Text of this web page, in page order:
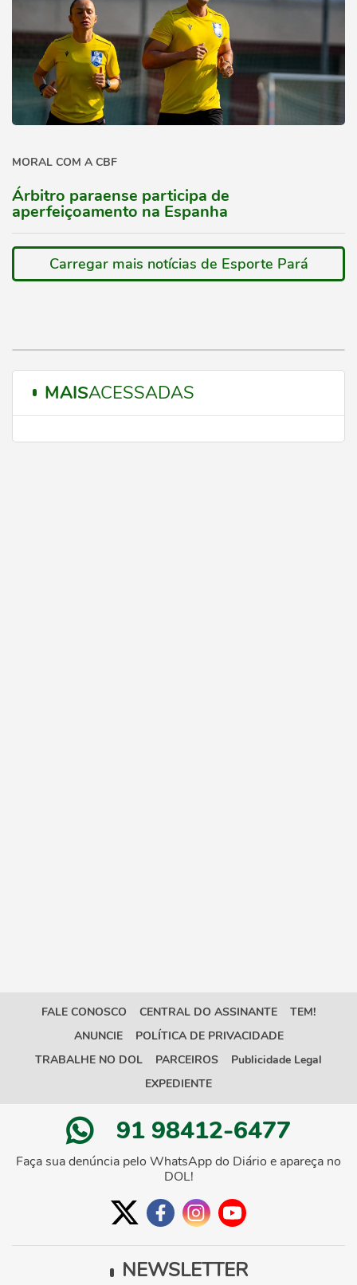
MORAL COM A CBF
Árbitro paraense participa de
aperfeiçoamento na Espanha
Carregar mais notícias de Esporte Pará
MAISACESSADAS
FALE CONOSCO CENTRAL DO ASSINANTE
TEM!
ANUNCIE
POLÍTICA DE PRIVACIDADE
TRABALHE NO DOL
PARCEIROS
Publicidade Legal
EXPEDIENTE
91 98412-6477
Faça sua denúncia pelo WhatsApp do Diário e apareça no
DOL!
NEWSLETTER